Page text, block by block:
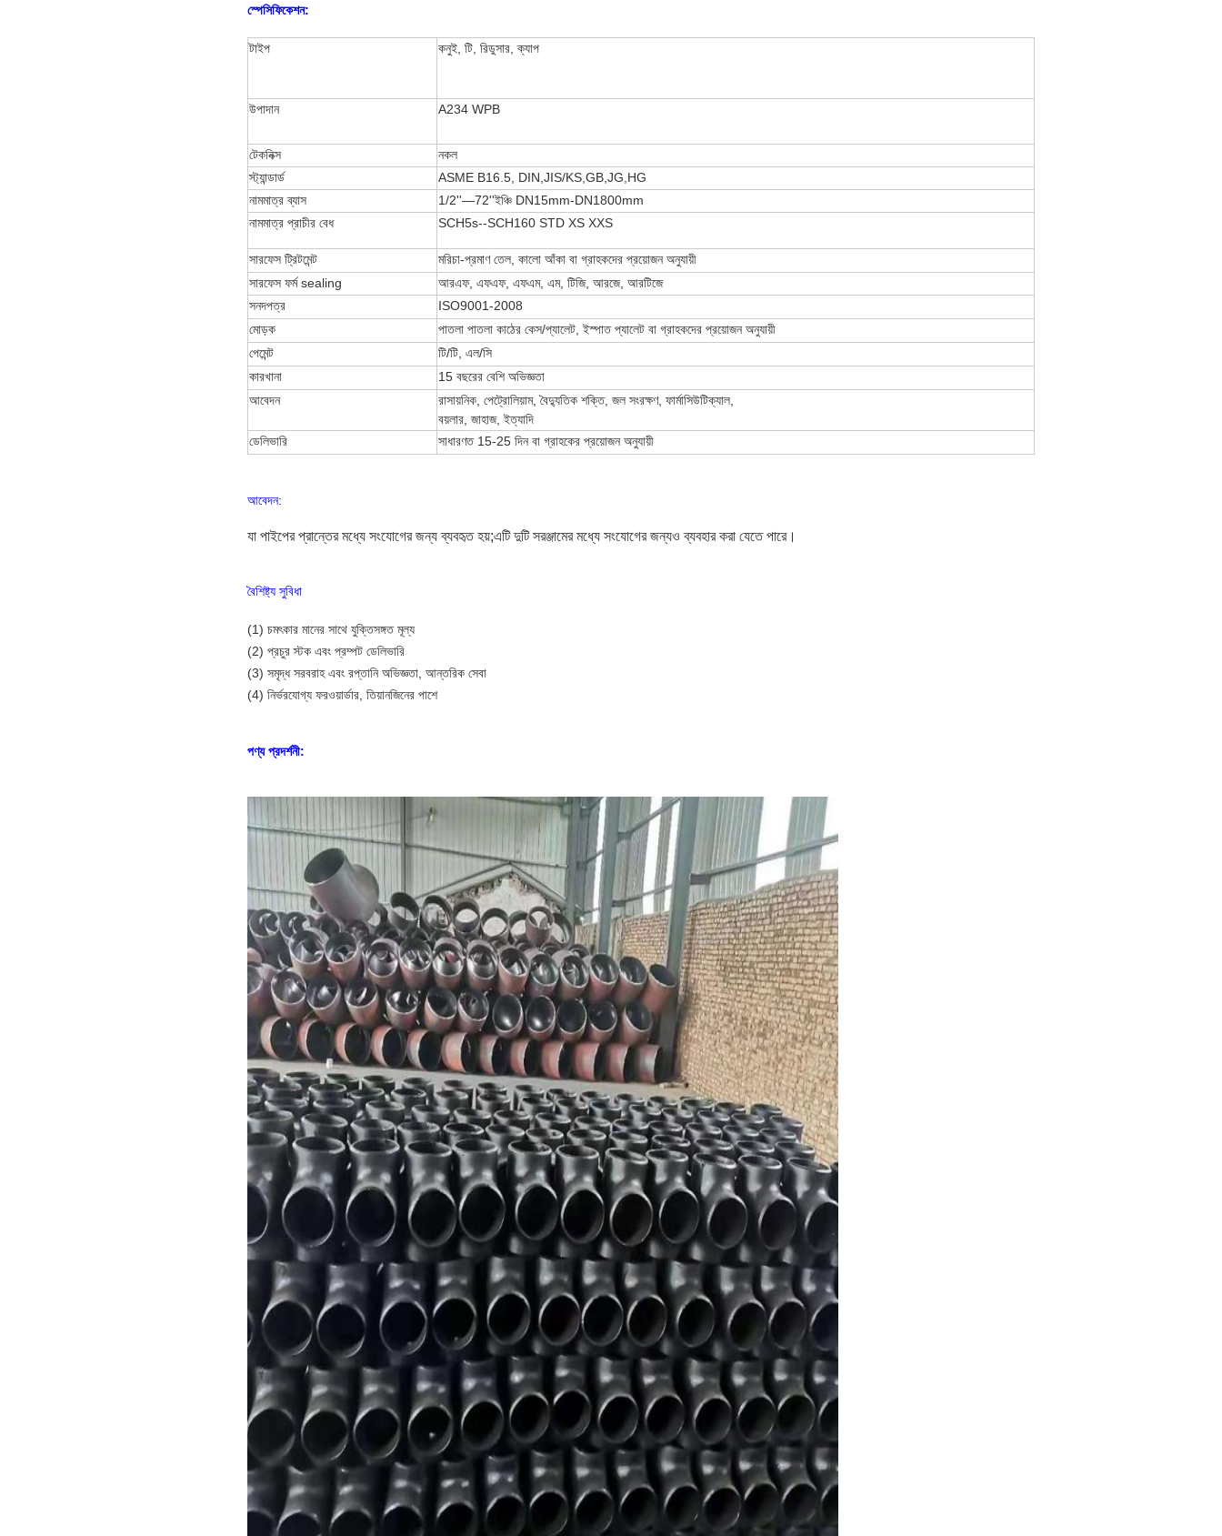
স্পেসিফিকেশন:
টাইপ কনুই, টি, রিডুসার, ক্যাপ
উপাদান A234 WPB
টেকনিক্স
নকল
স্ট্যান্ডার্ড
ASME B16.5, DIN,JIS/KS,GB,JG,HG
নামমাত্র ব্যাস
1/2''—72''ইঞ্চি DN15mm-DN1800mm
নামমাত্র প্রাচীর বেধ
SCH5s--SCH160 STD XS XXS
সারফেস ট্রিটমেন্ট
মরিচা-প্রমাণ তেল, কালো আঁকা বা গ্রাহকদের প্রয়োজন অনুযায়ী
সারফেস ফর্ম sealing
আরএফ, এফএফ, এফএম, এম, টিজি, আরজে, আরটিজে
সনদপত্র
ISO9001-2008
মোড়ক
পাতলা পাতলা কাঠের কেস/প্যালেট, ইস্পাত প্যালেট বা গ্রাহকদের প্রয়োজন অনুযায়ী
পেমেন্ট
টি/টি, এল/সি
কারখানা
15 বছরের বেশি অভিজ্ঞতা
আবেদন
রাসায়নিক, পেট্রোলিয়াম, বৈদ্যুতিক শক্তি, জল সংরক্ষণ, ফার্মাসিউটিক্যাল,
বয়লার, জাহাজ, ইত্যাদি
ডেলিভারি
সাধারণত 15-25 দিন বা গ্রাহকের প্রয়োজন অনুযায়ী
আবেদন:
যা পাইপের প্রান্তের মধ্যে সংযোগের জন্য ব্যবহৃত হয়;এটি দুটি সরঞ্জামের মধ্যে সংযোগের জন্যও ব্যবহার করা যেতে পারে।
বৈশিষ্ট্য সুবিধা
(1) চমৎকার মানের সাথে যুক্তিসঙ্গত মূল্য
(2) প্রচুর স্টক এবং প্রম্পট ডেলিভারি
(3) সমৃদ্ধ সরবরাহ এবং রপ্তানি অভিজ্ঞতা, আন্তরিক সেবা
(4) নির্ভরযোগ্য ফরওয়ার্ডার, তিয়ানজিনের পাশে
পণ্য প্রদর্শনী: